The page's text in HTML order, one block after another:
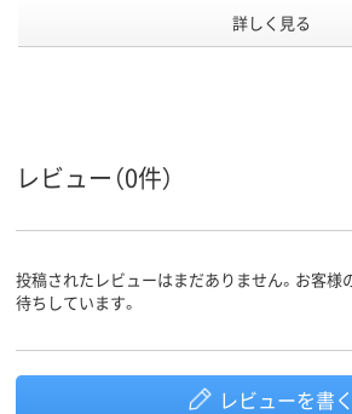
0.012mm
材質
プ）
（HDPE）
詳しく見る
レビュー（0件）
投稿されたレビューはまだありません。お客様
待ちしています。
レビューを書く